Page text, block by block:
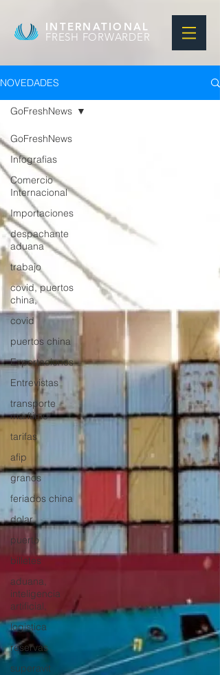
INTERNATIONAL
FRESH FORWARDER
NOVEDADES
GoFreshNews
Infografias
Comercio
Internacional
Importaciones
despachante
aduana
trabajo
covid, puertos
china,
covid
puertos china
Exportaciones
Entrevistas
transporte
marítimo
tarifas
afip
granos
feriados china
dolar
puerto
billetes
aduana,
inteligencia
artificial,
logistica
reservas
superavit
GoFreshNews